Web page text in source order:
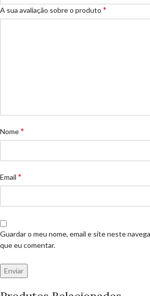
A sua avaliação sobre o produto *
Nome*
Email *
Guardar o meu nome, email e site neste
que eu comentar.